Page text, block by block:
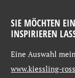
SIE MÖCHTEN
INSPIRIEREN
EineAuswahl
www.kiessling-